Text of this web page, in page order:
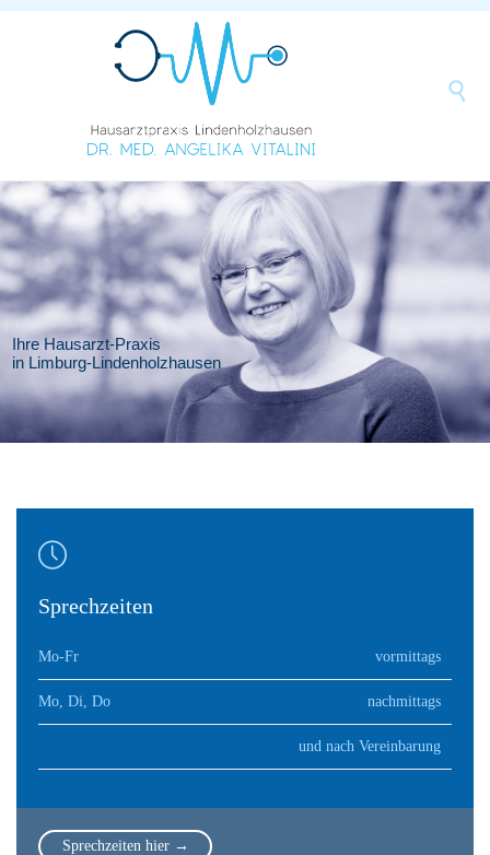

Ihre Hausarzt-Praxis
in Limburg-Lindenholzhausen

Sprechzeiten
Mo-Fr vormittags
Mo, Di, Do nachmittags
und nach Vereinbarung
Sprechzeiten hier →